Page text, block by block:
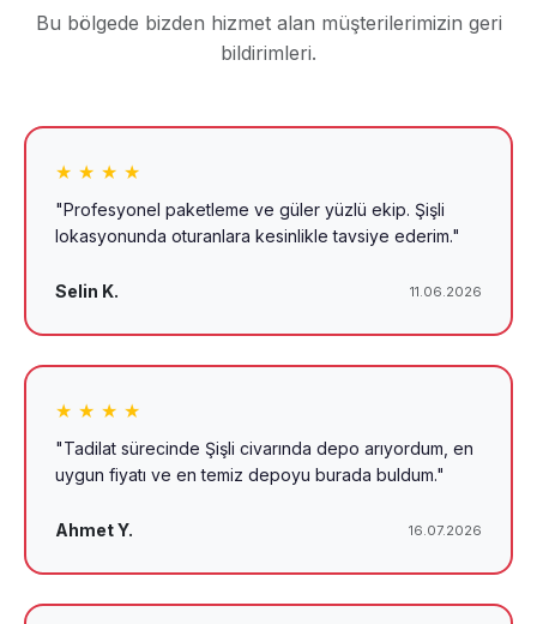
Bu bölgede bizden hizmet alan müşterilerimizin geri
bildirimleri.
★ ★ ★ ★
"Profesyonel paketleme ve güler yüzlü ekip. Şişli
lokasyonunda oturanlara kesinlikle tavsiye ederim."
Selin K. 11.06.2026
★ ★ ★ ★
"Tadilat sürecinde Şişli civarında depo arıyordum, en
uygun fiyatı ve en temiz depoyu burada buldum."
Ahmet Y. 16.07.2026